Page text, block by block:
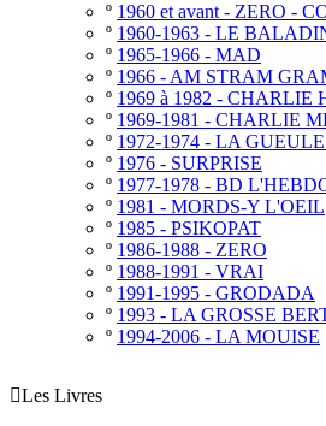
º 1960 et avant - ZERO -
º 1960-1963 - LE
º 1965-1966 - MAD
º 1966 - AM STRAM
º 1969 à 1982 - CHARLIE
º 1969-1981 - CHARLIE
º 1972-1974 - LA
º 1976 - SURPRISE
º 1977-1978 - BD
º 1981 - MORDS-Y L'OEIL
º 1985 - PSIKOPAT
º 1986-1988 - ZERO
º 1988-1991 - VRAI
º 1991-1995 - GRODADA
º 1993 - LA GROSSE
º 1994-2006 - LA MOUISE
Les Livres